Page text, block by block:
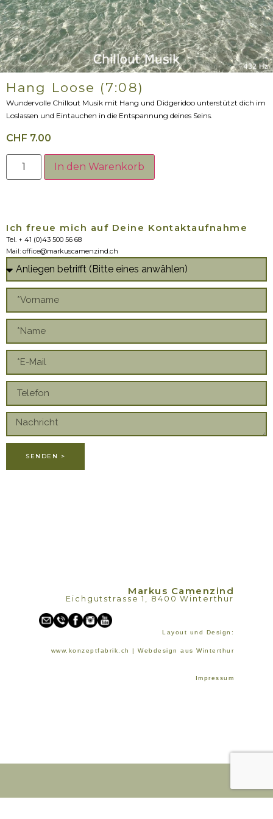
Hang Loose (7:08)
Wundervolle Chillout Musik mit Hang und Didgeridoo unterstützt dich im
Loslassen und Eintauchen in die Entspannung deines Seins.
CHF 7.00
In den Warenkorb
Ich freue mich auf Deine Kontaktaufnahme
Tel. + 41 (0)43 500 56 68
Mail: office@markuscamenzind.ch
SENDEN >
Markus Camenzind
Eichgutstrasse 1, 8400 Winterthur
Layout und Design:
www.konzeptfabrik.ch | Webdesign aus Winterthur
Impressum